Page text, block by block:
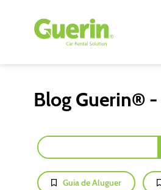
Blog Guerin®
Guia de Aluguer